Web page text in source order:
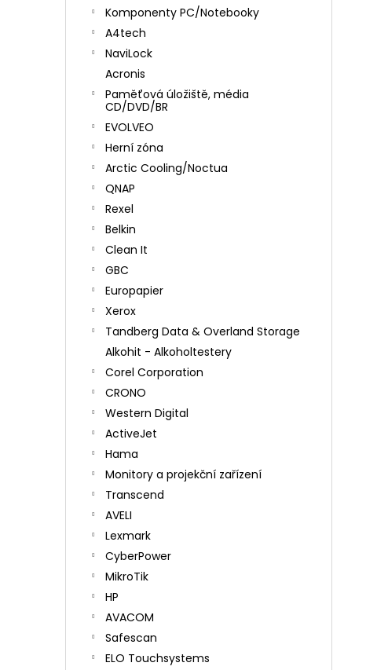
Komponenty PC/Notebooky
A4tech
NaviLock
Acronis
Paměťová úložiště, média
CD/DVD/BR
EVOLVEO
Herní zóna
Arctic Cooling/Noctua
QNAP
Rexel
Belkin
Clean It
GBC
Europapier
Xerox
Tandberg Data & Overland Storage
Alkohit - Alkoholtestery
Corel Corporation
CRONO
Western Digital
ActiveJet
Hama
Monitory a projekční zařízení
Transcend
AVELI
Lexmark
CyberPower
MikroTik
HP
AVACOM
Safescan
ELO Touchsystems